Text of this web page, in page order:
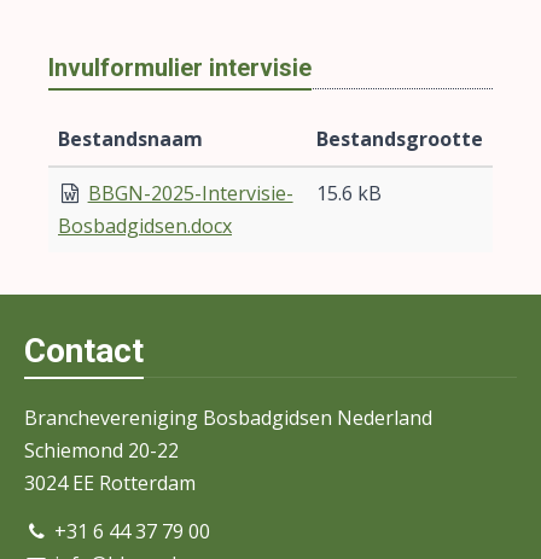
Invulformulier intervisie
Bestandsnaam Bestandsgrootte
BBGN-2025-Intervisie-
Bosbadgidsen.docx
15.6 kB
Contact
Branchevereniging Bosbadgidsen Nederland
Schiemond 20-22
3024 EE Rotterdam
+31 6 44 37 79 00